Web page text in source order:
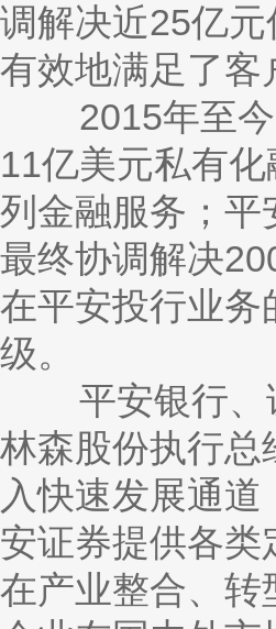
调解决近25亿
有效地满足了客
2015年至今
11亿美元私有
列金融服务；平
最终协调解决
在平安投行业务
级。
平安银行、证
林森股份执行总
入快速发展通
安证券提供各
在产业整合、转